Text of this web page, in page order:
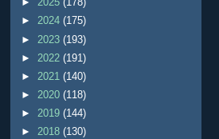
► 2025 (178)
► 2024 (175)
► 2023 (193)
► 2022 (191)
► 2021 (140)
► 2020 (118)
► 2019 (144)
► 2018 (130)